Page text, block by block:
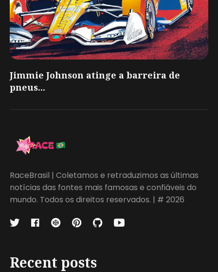
Jimmie Johnson atinge a barreira de
pneus...
RaceBrasil | Coletamos e retraduzimos as últimas
notícias das fontes mais famosas e confiáveis do
mundo. Todos os direitos reservados. | # 2026
Recent posts